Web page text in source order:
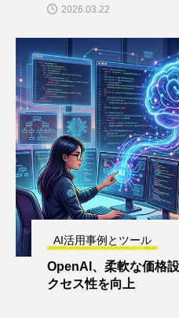
2026.03.22
AI活用事例とツール
OpenAI、柔軟な価格
クセス性を向上